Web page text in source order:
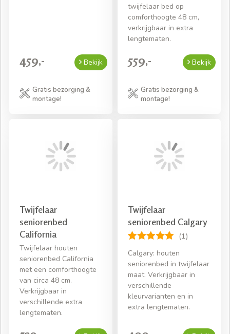
459,- Bekijk
Gratis bezorging &
montage!
twijfelaar bed op
comforthoogte 48 cm,
verkrijgbaar in extra
lengtematen.
559,- Bekijk
Gratis bezorging &
montage!
Twijfelaar
seniorenbed
California
Twijfelaar houten
seniorenbed California
met een comforthoogte
van circa 48 cm.
Verkrijgbaar in
verschillende extra
lengtematen.
Twijfelaar
seniorenbed Calgary
(1)
Calgary: houten
seniorenbed in twijfelaar
maat. Verkrijgbaar in
verschillende
kleurvarianten en in
extra lengtematen.